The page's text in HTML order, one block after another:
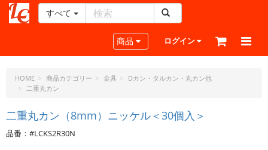
ー
ラ
フ
ド
ッ
ト・
すべて
Toggle navigation
商品 ログイン
HOME 商品カテゴリー 金具
Dカン・タルカン・丸カン他
二重丸カン
二重丸カン（8mm）ニッケル＜30個入＞
品番：#LCKS2R30N